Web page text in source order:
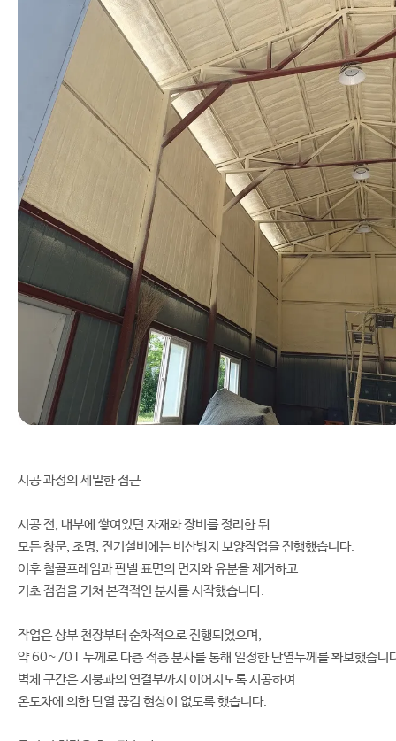
시공 과정의 세밀한 접근
시공 전, 내부에 쌓여있던 자재와 장비를 정리한 뒤
모든 창문, 조명, 전기설비에는 비산방지 보양작업을 진행했습니다.
이후 철골프레임과 판넬 표면의 먼지와 유분을 제거하고
기초 점검을 거쳐 본격적인 분사를 시작했습니다.
작업은 상부 천장부터 순차적으로 진행되었으며,
약 60~70T 두께로 다층 적층 분사를 통해 일정한 단열두께를 확보했습니
벽체 구간은 지붕과의 연결부까지 이어지도록 시공하여
온도차에 의한 단열 끊김 현상이 없도록 했습니다.